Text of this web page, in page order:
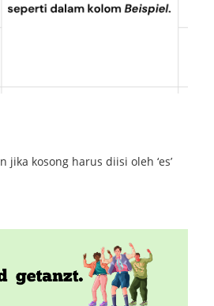
kosong harus diisi oleh ‘es’